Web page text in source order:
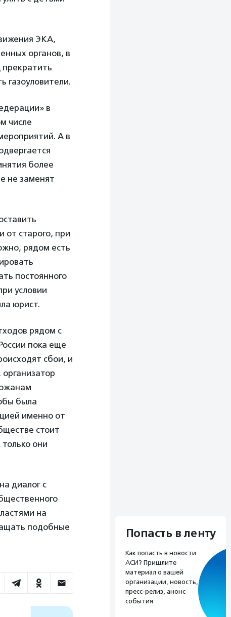
ЭКА,
органов, в
прекратить
газоуловители.
в
числе
А в
более
не заменят
от старого, при
рядом есть
постоянного
условии
юрист.
рядом с
пока еще
сбои, и
организатор
была
именно от
стоит
они
диалог с
на
подобные
Попасть в ленту
Как попасть в новости
АСИ? Пришлите
материал о вашей
организации, новость,
пресс-релиз, анонс
события.